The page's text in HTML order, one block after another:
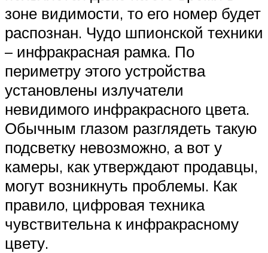
зоне видимости, то его номер будет
распознан. Чудо шпионской техники
– инфракрасная рамка. По
периметру этого устройства
установлены излучатели
невидимого инфракрасного цвета.
Обычным глазом разглядеть такую
подсветку невозможно, а вот у
камеры, как утверждают продавцы,
могут возникнуть проблемы. Как
правило, цифровая техника
чувствительна к инфракрасному
цвету.